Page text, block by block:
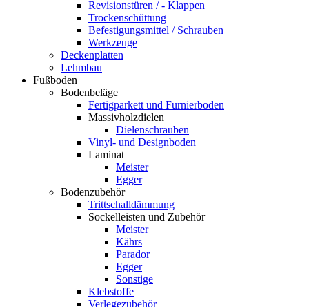
Revisionstüren / - Klappen
Trockenschüttung
Befestigungsmittel / Schrauben
Werkzeuge
Deckenplatten
Lehmbau
Fußboden
Bodenbeläge
Fertigparkett und Furnierboden
Massivholzdielen
Dielenschrauben
Vinyl- und Designboden
Laminat
Meister
Egger
Bodenzubehör
Trittschalldämmung
Sockelleisten und Zubehör
Meister
Kährs
Parador
Egger
Sonstige
Klebstoffe
Verlegezubehör